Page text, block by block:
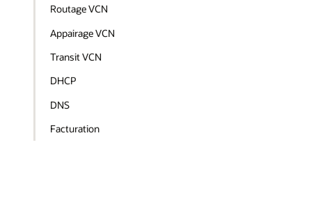
Routage VCN
Appairage VCN
Transit VCN
DHCP
DNS
Facturation